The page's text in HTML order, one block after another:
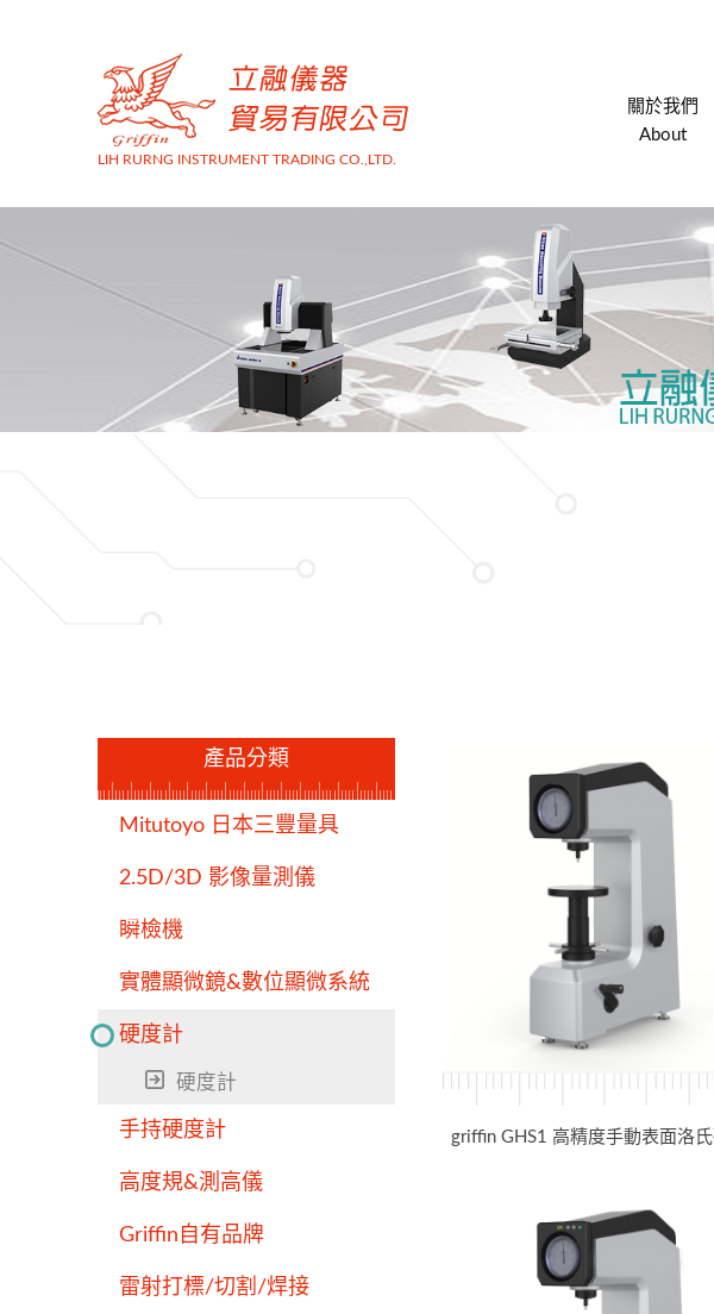
LIH RURNG INSTRUMENT TRADING CO.,LTD.
關於我們
About
產品分類
Mitutoyo 日本三豐量具
2.5D/3D 影像量測儀
瞬檢機
實體顯微鏡&數位顯微系統
硬度計
硬度計
手持硬度計
高度規&測高儀
Griffin自有品牌
雷射打標/切割/焊接
griffin GHS1 高精度手動表面洛